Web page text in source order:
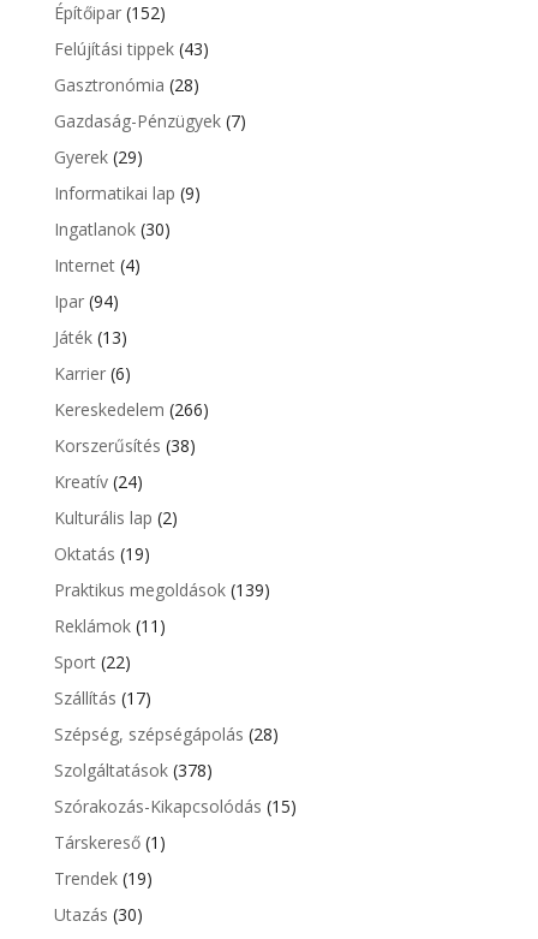
Építőipar(152)
Felújítási tippek(43)
Gasztronómia (28)
Gazdaság-Pénzügyek(7)
Gyerek(29)
Informatikai lap (9)
Ingatlanok(30)
Internet(4)
Ipar(94)
Játék(13)
Karrier(6)
Kereskedelem (266)
Korszerűsítés (38)
Kreatív(24)
Kulturális lap (2)
Oktatás (19)
Praktikus megoldások(139)
Reklámok(11)
Sport(22)
Szállítás (17)
Szépség, szépségápolás (28)
Szolgáltatások(378)
Szórakozás-Kikapcsolódás (15)
Társkereső(1)
Trendek(19)
Utazás (30)